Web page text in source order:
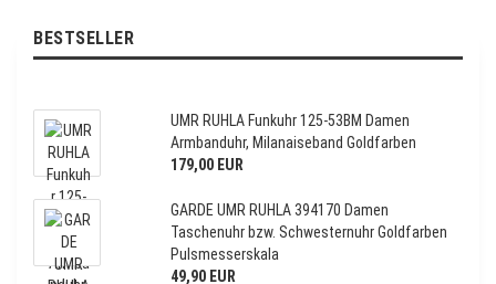
BESTSELLER
UMR RUHLA Funkuhr 125-53BM Damen
Armbanduhr, Milanaiseband Goldfarben
179,00 EUR
GARDE UMR RUHLA 394170 Damen
Taschenuhr bzw. Schwesternuhr Goldfarben
Pulsmesserskala
49,90 EUR